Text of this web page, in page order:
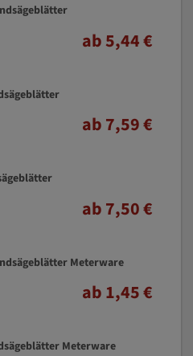
ab 5,44 €
ab 7,59 €
ab 7,50 €
Meterware
ab 1,45 €
Meterware